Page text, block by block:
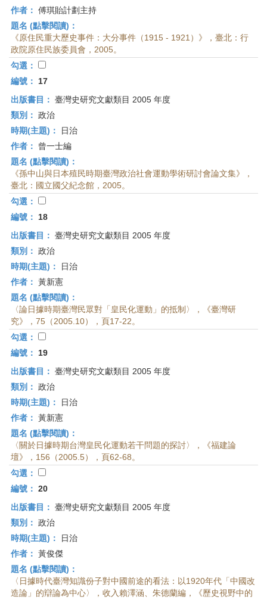
作者： 傅琪貽計劃主持
題名 (點擊閱讀)：
《原住民重大歷史事件：大分事件（1915 - 1921）》，臺北：行
政院原住民族委員會，2005。
勾選：
編號：
17
出版書目： 臺灣史研究文獻類目 2005 年度
類別： 政治
時期(主題)：
日治
作者：
曾一士編
題名 (點擊閱讀)：
《孫中山與日本殖民時期臺灣政治社會運動學術研討會論文集》，
臺北：國立國父紀念館，2005。
勾選：
編號：
18
出版書目： 臺灣史研究文獻類目 2005 年度
類別： 政治
時期(主題)：
日治
作者： 黃新憲
題名 (點擊閱讀)：
〈論日據時期臺灣民眾對「皇民化運動」的抵制〉，《臺灣研
究》，75（2005.10），頁17-22。
勾選：
編號：
19
出版書目： 臺灣史研究文獻類目 2005 年度
類別： 政治
時期(主題)：
日治
作者： 黃新憲
題名 (點擊閱讀)：
〈關於日據時期台灣皇民化運動若干問題的探討〉，《福建論
壇》，156（2005.5），頁62-68。
勾選：
編號： 20
出版書目： 臺灣史研究文獻類目 2005 年度
類別： 政治
時期(主題)：
日治
作者： 黃俊傑
題名 (點擊閱讀)：
〈日據時代臺灣知識份子對中國前途的看法：以1920年代「中國改
造論」的辯論為中心〉，收入賴澤涵、朱德蘭編，《歷史視野中的